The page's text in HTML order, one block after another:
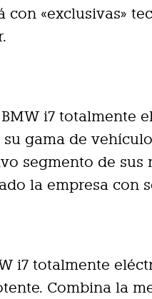
con «exclusivas»
i7 totalmente
gama de
segmento de sus
la empresa con
i7 totalmente
Combina la